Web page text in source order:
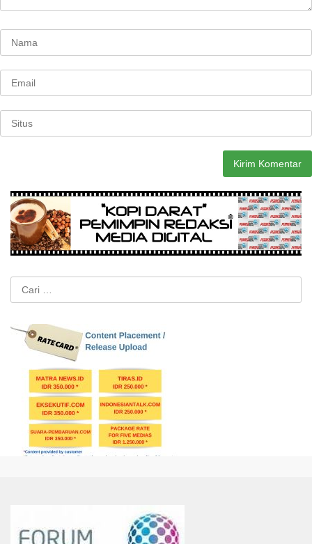
Cari
untuk: